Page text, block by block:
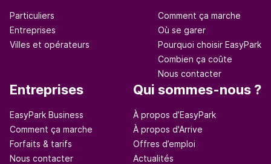
Particuliers
Entreprises
Villes et opérateurs
Comment ça marche
Où se garer
Pourquoi choisir EasyPark
Combien ça coûte
Nous contacter
Entreprises
EasyPark Business
Comment ça marche
Forfaits & tarifs
Nous contacter
Qui sommes-nous ?
À propos d’EasyPark
À propos d'Arrive
Offres d’emploi
Actualités